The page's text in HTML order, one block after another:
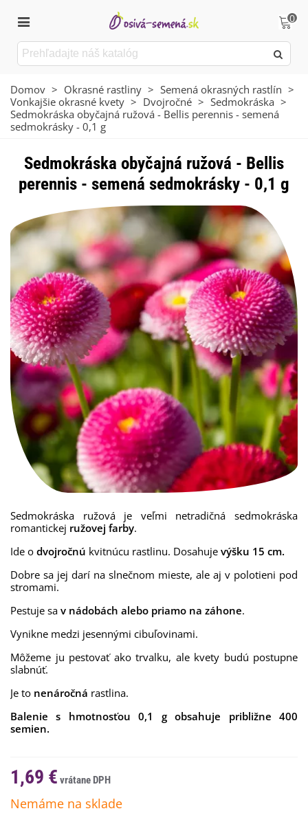
0
Domov > Okrasné rastliny > Semená okrasných rastlín >
Vonkajšie okrasné kvety > Dvojročné > Sedmokráska >
Sedmokráska obyčajná ružová - Bellis perennis - semená
sedmokrásky - 0,1 g
Sedmokráska obyčajná ružová - Bellis
perennis - semená sedmokrásky - 0,1 g
Sedmokráska ružová je veľmi netradičná
sedmokráska
romantickej ružovej farby.
Ide o dvojročnú kvitnúcu rastlinu. Dosahuje výšku 15 cm.
Dobre sa jej darí na slnečnom mieste, ale aj v polotieni pod
stromami.
Pestuje sa v nádobách alebo priamo na záhone.
Vynikne medzi jesennými cibuľovinami.
Môžeme ju pestovať ako trvalku, ale kvety budú postupne
slabnúť.
Je to nenáročná rastlina.
Balenie s hmotnosťou 0,1 g obsahuje približne 400
semien.
1,69 €
Nemáme na sklade